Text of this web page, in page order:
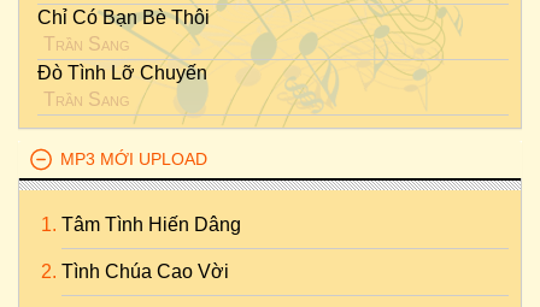
Chỉ Có Bạn Bè Thôi
Trần Sang
Đò Tình Lỡ Chuyến
Trần Sang
MP3 MỚI UPLOAD
Tâm Tình Hiến Dâng
Tình Chúa Cao Vời